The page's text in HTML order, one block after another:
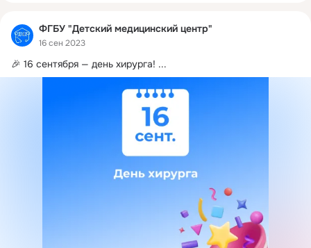
ФГБУ "Детский медицинский центр"
16 сен 2023
🎉 16 сентября — день хирурга! ...